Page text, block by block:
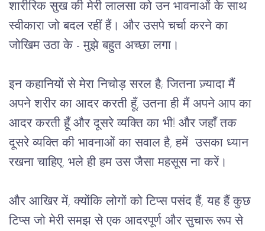
शारीरिक सुख की मेरी लालसा को उन भावनाओं के साथ
स्वीकारा जो बदल रहीं हैं। और उसपे चर्चा करने का
जोखिम उठा के - मुझे बहुत अच्छा लगा।
इन कहानियों से मेरा निचोड़ सरल है; जितना ज़्यादा मैं
अपने शरीर का आदर करती हूँ, उतना ही मैं अपने आप का
आदर करती हूँ और दूसरे व्यक्ति का भी! और जहाँ तक
दूसरे व्यक्ति की भावनाओं का सवाल है, हमें  उसका ध्यान
रखना चाहिए, भले ही हम उस जैसा महसूस ना करें।
और आखिर में, क्योंकि लोगों को टिप्स पसंद हैं, यह हैं कुछ
टिप्स जो मेरी समझ से एक आदरपूर्ण और सुचारू रूप से